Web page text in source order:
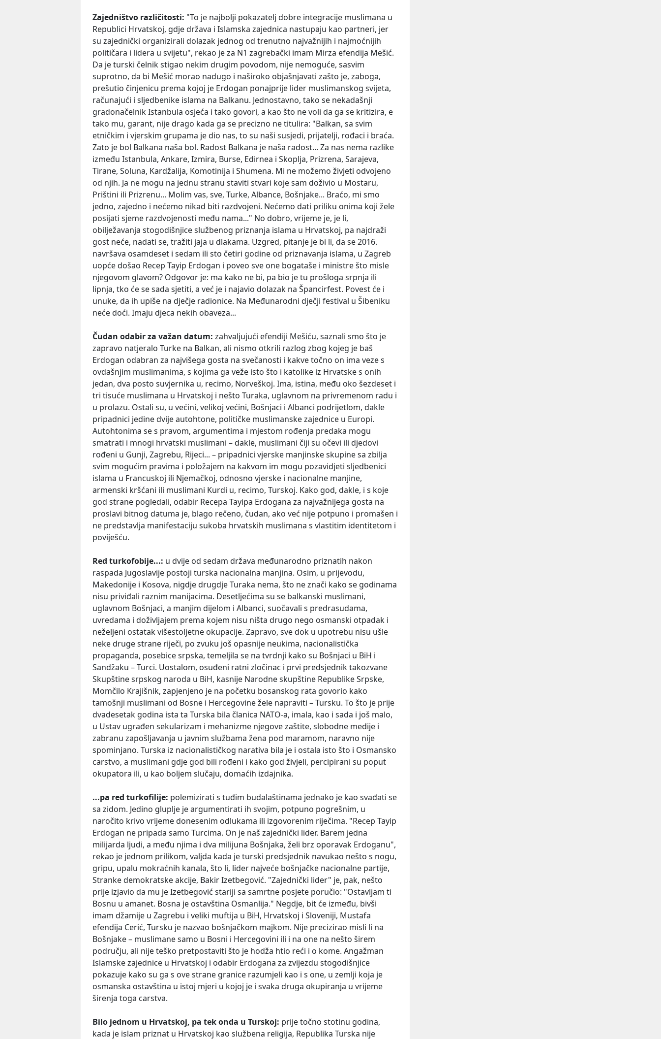
Zajedništvo različitosti: "To je najbolji pokazatelj dobre integracije muslimana u
Republici Hrvatskoj, gdje država i Islamska zajednica nastupaju kao partneri, jer
su zajednički organizirali dolazak jednog od trenutno najvažnijih i najmoćnijih
političara i lidera u svijetu", rekao je za N1 zagrebački imam Mirza efendija Mešić.
Da je turski čelnik stigao nekim drugim povodom, nije nemoguće, sasvim
suprotno, da bi Mešić morao nadugo i naširoko objašnjavati zašto je, zaboga,
prešutio činjenicu prema kojoj je Erdogan ponajprije lider muslimanskog svijeta,
računajući i sljedbenike islama na Balkanu. Jednostavno, tako se nekadašnji
gradonačelnik Istanbula osjeća i tako govori, a kao što ne voli da ga se kritizira, e
tako mu, garant, nije drago kada ga se precizno ne titulira: "Balkan, sa svim
etničkim i vjerskim grupama je dio nas, to su naši susjedi, prijatelji, rođaci i braća.
Zato je bol Balkana naša bol. Radost Balkana je naša radost... Za nas nema razlike
između Istanbula, Ankare, Izmira, Burse, Edirnea i Skoplja, Prizrena, Sarajeva,
Tirane, Soluna, Kardžalija, Komotinija i Shumena. Mi ne možemo živjeti odvojeno
od njih. Ja ne mogu na jednu stranu staviti stvari koje sam doživio u Mostaru,
Prištini ili Prizrenu... Molim vas, sve, Turke, Albance, Bošnjake... Braćo, mi smo
jedno, zajedno i nećemo nikad biti razdvojeni. Nećemo dati priliku onima koji žele
posijati sjeme razdvojenosti među nama..." No dobro, vrijeme je, je li,
obilježavanja stogodišnjice službenog priznanja islama u Hrvatskoj, pa najdraži
gost neće, nadati se, tražiti jaja u dlakama. Uzgred, pitanje je bi li, da se 2016.
navršava osamdeset i sedam ili sto četiri godine od priznavanja islama, u Zagreb
uopće došao Recep Tayip Erdogan i poveo sve one bogataše i ministre što misle
njegovom glavom? Odgovor je: ma kako ne bi, pa bio je tu prošloga srpnja ili
lipnja, tko će se sada sjetiti, a već je i najavio dolazak na Špancirfest. Povest će i
unuke, da ih upiše na dječje radionice. Na Međunarodni dječji festival u Šibeniku
neće doći. Imaju djeca nekih obaveza...
Čudan odabir za važan datum: zahvaljujući efendiji Mešiću, saznali smo što je
zapravo natjeralo Turke na Balkan, ali nismo otkrili razlog zbog kojeg je baš
Erdogan odabran za najvišega gosta na svečanosti i kakve točno on ima veze s
ovdašnjim muslimanima, s kojima ga veže isto što i katolike iz Hrvatske s onih
jedan, dva posto suvjernika u, recimo, Norveškoj. Ima, istina, među oko šezdeset i
tri tisuće muslimana u Hrvatskoj i nešto Turaka, uglavnom na privremenom radu i
u prolazu. Ostali su, u većini, velikoj većini, Bošnjaci i Albanci podrijetlom, dakle
pripadnici jedine dvije autohtone, političke muslimanske zajednice u Europi.
Autohtonima se s pravom, argumentima i mjestom rođenja predaka mogu
smatrati i mnogi hrvatski muslimani – dakle, muslimani čiji su očevi ili djedovi
rođeni u Gunji, Zagrebu, Rijeci... – pripadnici vjerske manjinske skupine sa zbilja
svim mogućim pravima i položajem na kakvom im mogu pozavidjeti sljedbenici
islama u Francuskoj ili Njemačkoj, odnosno vjerske i nacionalne manjine,
armenski kršćani ili muslimani Kurdi u, recimo, Turskoj. Kako god, dakle, i s koje
god strane pogledali, odabir Recepa Tayipa Erdogana za najvažnijega gosta na
proslavi bitnog datuma je, blago rečeno, čudan, ako već nije potpuno i promašen i
ne predstavlja manifestaciju sukoba hrvatskih muslimana s vlastitim identitetom i
poviješću.
Red turkofobije...: u dvije od sedam država međunarodno priznatih nakon
raspada Jugoslavije postoji turska nacionalna manjina. Osim, u prijevodu,
Makedonije i Kosova, nigdje drugdje Turaka nema, što ne znači kako se godinama
nisu priviđali raznim manijacima. Desetljećima su se balkanski muslimani,
uglavnom Bošnjaci, a manjim dijelom i Albanci, suočavali s predrasudama,
uvredama i doživljajem prema kojem nisu ništa drugo nego osmanski otpadak i
neželjeni ostatak višestoljetne okupacije. Zapravo, sve dok u upotrebu nisu ušle
neke druge strane riječi, po zvuku još opasnije neukima, nacionalistička
propaganda, posebice srpska, temeljila se na tvrdnji kako su Bošnjaci u BiH i
Sandžaku – Turci. Uostalom, osuđeni ratni zločinac i prvi predsjednik takozvane
Skupštine srpskog naroda u BiH, kasnije Narodne skupštine Republike Srpske,
Momčilo Krajišnik, zapjenjeno je na početku bosanskog rata govorio kako
tamošnji muslimani od Bosne i Hercegovine žele napraviti – Tursku. To što je prije
dvadesetak godina ista ta Turska bila članica NATO-a, imala, kao i sada i još malo,
u Ustav ugrađen sekularizam i mehanizme njegove zaštite, slobodne medije i
zabranu zapošljavanja u javnim službama žena pod maramom, naravno nije
spominjano. Turska iz nacionalističkog narativa bila je i ostala isto što i Osmansko
carstvo, a muslimani gdje god bili rođeni i kako god živjeli, percipirani su poput
okupatora ili, u kao boljem slučaju, domaćih izdajnika.
...pa red turkofilije: polemizirati s tuđim budalaštinama jednako je kao svađati se
sa zidom. Jedino gluplje je argumentirati ih svojim, potpuno pogrešnim, u
naročito krivo vrijeme donesenim odlukama ili izgovorenim riječima. "Recep Tayip
Erdogan ne pripada samo Turcima. On je naš zajednički lider. Barem jedna
milijarda ljudi, a među njima i dva milijuna Bošnjaka, želi brz oporavak Erdoganu",
rekao je jednom prilikom, valjda kada je turski predsjednik navukao nešto s nogu,
gripu, upalu mokraćnih kanala, što li, lider najveće bošnjačke nacionalne partije,
Stranke demokratske akcije, Bakir Izetbegović. "Zajednički lider" je, pak, nešto
prije izjavio da mu je Izetbegović stariji sa samrtne posjete poručio: "Ostavljam ti
Bosnu u amanet. Bosna je ostavština Osmanlija." Negdje, bit će između, bivši
imam džamije u Zagrebu i veliki muftija u BiH, Hrvatskoj i Sloveniji, Mustafa
efendija Cerić, Tursku je nazvao bošnjačkom majkom. Nije precizirao misli li na
Bošnjake – muslimane samo u Bosni i Hercegovini ili i na one na nešto širem
području, ali nije teško pretpostaviti što je hodža htio reći i o kome. Angažman
Islamske zajednice u Hrvatskoj i odabir Erdogana za zvijezdu stogodišnjice
pokazuje kako su ga s ove strane granice razumjeli kao i s one, u zemlji koja je
osmanska ostavština u istoj mjeri u kojoj je i svaka druga okupiranja u vrijeme
širenja toga carstva.
Bilo jednom u Hrvatskoj, pa tek onda u Turskoj: prije točno stotinu godina,
kada je islam priznat u Hrvatskoj kao službena religija, Republika Turska nije